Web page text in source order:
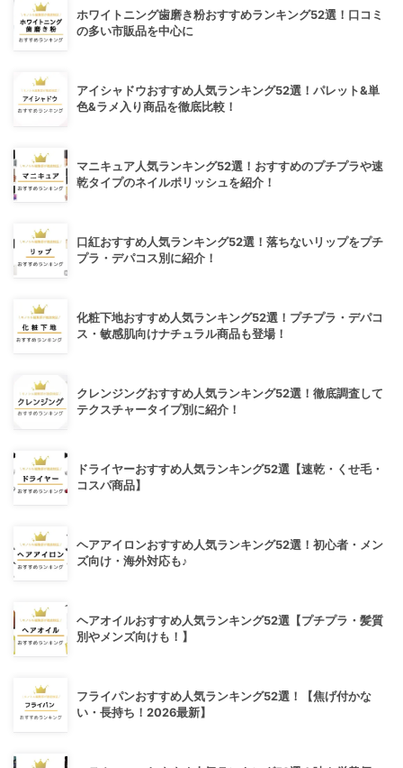
ホワイトニング歯磨き粉おすすめランキング52選！口コミ
の多い市販品を中心に
アイシャドウおすすめ人気ランキング52選！パレット&単
色&ラメ入り商品を徹底比較！
マニキュア人気ランキング52選！おすすめのプチプラや速
乾タイプのネイルポリッシュを紹介！
口紅おすすめ人気ランキング52選！落ちないリップをプチ
プラ・デパコス別に紹介！
化粧下地おすすめ人気ランキング52選！プチプラ・デパコ
ス・敏感肌向けナチュラル商品も登場！
クレンジングおすすめ人気ランキング52選！徹底調査して
テクスチャータイプ別に紹介！
ドライヤーおすすめ人気ランキング52選【速乾・くせ毛・
コスパ商品】
ヘアアイロンおすすめ人気ランキング52選！初心者・メン
ズ向け・海外対応も♪
ヘアオイルおすすめ人気ランキング52選【プチプラ・髪質
別やメンズ向けも！】
フライパンおすすめ人気ランキング52選！【焦げ付かな
い・長持ち！2026最新】